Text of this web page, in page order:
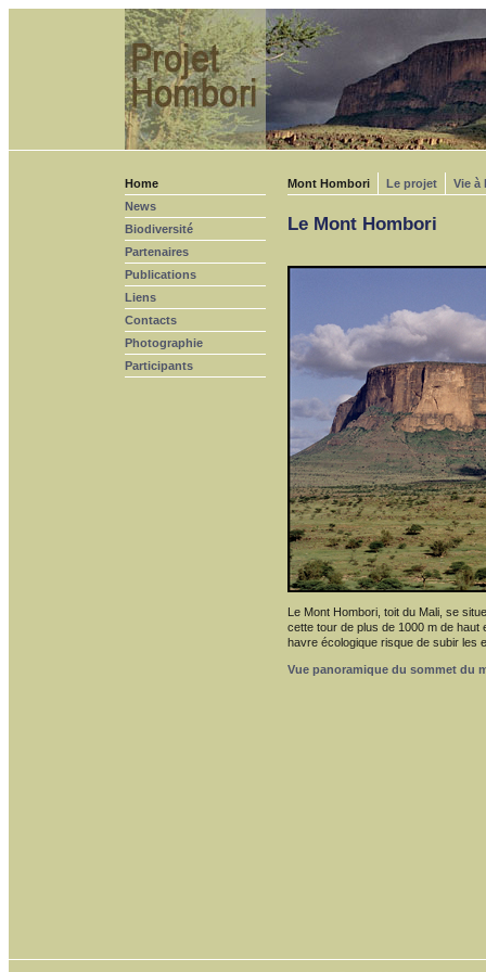
Home
News
Biodiversité
Partenaires
Publications
Liens
Contacts
Photographie
Participants
Mont Hombori Le projet Vie à
Le Mont Hombori
Le Mont Hombori, toit du Mali, se
cette tour de plus de 1000 m de haut
havre écologique risque de subir les
Vue panoramique du sommet du